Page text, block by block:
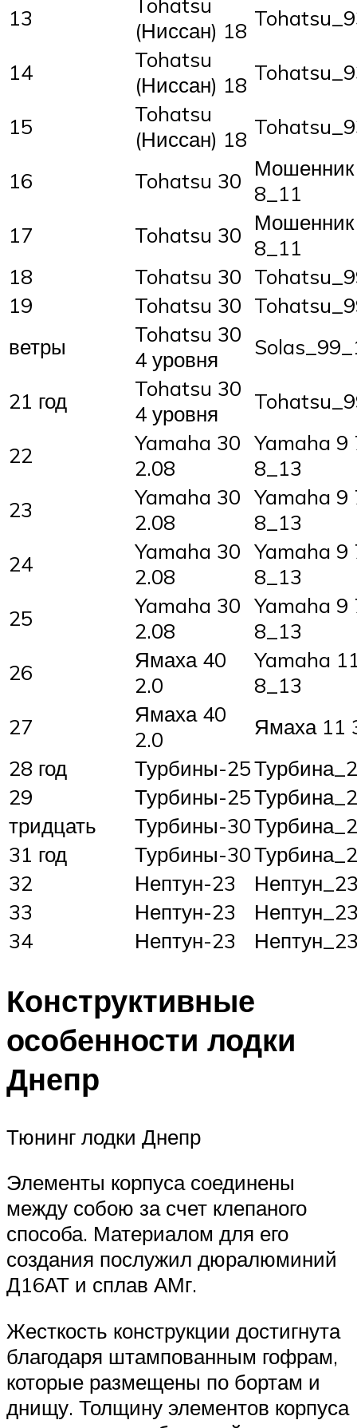
13
(Ниссан) 18
14
Tohatsu
(Ниссан) 18
15
Tohatsu
(Ниссан) 18
16 Tohatsu 30 8_11
17
Tohatsu 30 8_11
18
Tohatsu 30
19
Tohatsu 30
ветры
Tohatsu 30
4 уровня
21 год
Tohatsu 30
4 уровня
22
Yamaha 30
2.08
Yamaha 9
8_13
23
Yamaha 30
2.08
Yamaha 9
8_13
24
Yamaha 30
2.08
Yamaha 9
8_13
25
Yamaha 30
2.08
Yamaha 9
8_13
26
Ямаха 40
2.0
Yamaha
8_13
27
Ямаха 40
2.0
Ямаха 11
28 год
Турбины-25
29
Турбины-25
тридцать
Турбины-30
31 год
Турбины-30
32
Нептун-23
33
Нептун-23
34
Нептун-23
Конструктивные
особенности лодки
Днепр
Тюнинг лодки Днепр
Элементы корпуса соединены
между собою за счет клепаного
способа. Материалом для его
создания послужил дюралюминий
Д16АТ и сплав АМг.
Жесткость конструкции достигнута
благодаря штампованным гофрам,
которые размещены по бортам и
днищу. Толщину элементов корпуса